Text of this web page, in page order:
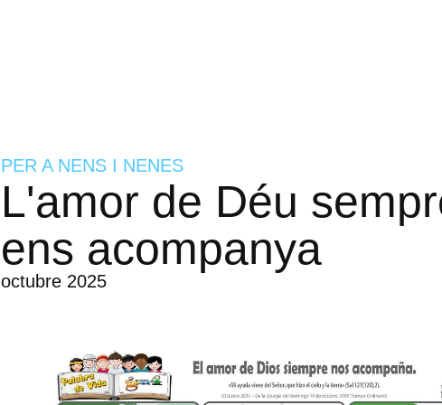
PER A NENS I NENES
L'amor de Déu
ens acompanya
octubre 2025